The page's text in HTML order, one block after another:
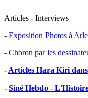
Articles - Interviews
- Exposition Photos à
- Choron par les
- Articles Hara Kiri dans
- Siné Hebdo -